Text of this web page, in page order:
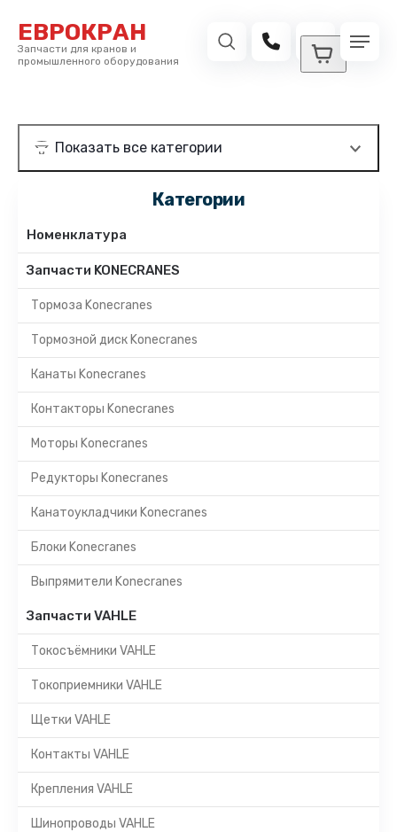
ЕВРОКРАН
Запчасти для кранов и
промышленного оборудования
Категории
Номенклатура
Запчасти KONECRANES
Тормоза Konecranes
Тормозной диск Konecranes
Канаты Konecranes
Контакторы Konecranes
Моторы Konecranes
Редукторы Konecranes
Канатоукладчики Konecranes
Блоки Konecranes
Выпрямители Konecranes
Запчасти VAHLE
Токосъёмники VAHLE
Токоприемники VAHLE
Щетки VAHLE
Контакты VAHLE
Крепления VAHLE
Шинопроводы VAHLE